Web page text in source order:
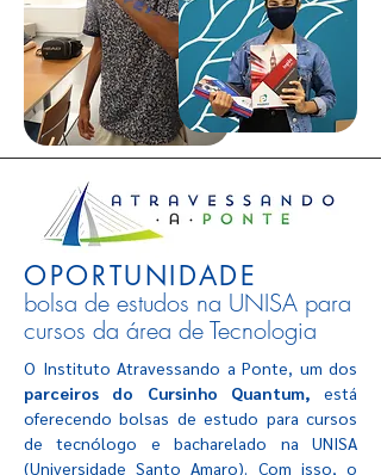
OPORTUNIDADE
bolsa de estudos na UNISA para
cursos da área de Tecnologia
O Instituto Atravessando a Ponte, um dos
parceiros do Cursinho Quantum, está
oferecendo bolsas de estudo para cursos
de tecnólogo e bacharelado na UNISA
(Universidade Santo Amaro). Com isso, o